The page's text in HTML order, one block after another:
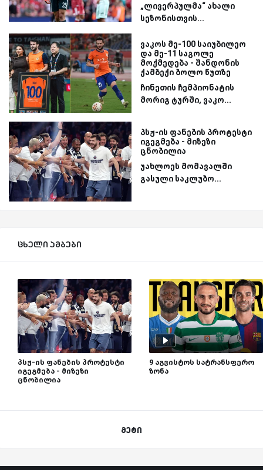
„ლივერპულმა“ ახალი
სეზონისთვის...
ვაკოს მე-100 საიუბილეო
და მე-11 საგოლე
მოქმედება - შანდონის
ქამბექი ბოლო წუთზე
ჩინეთის ჩემპიონატის
მორიგ ტურში, ვაკო...
პსჟ-ის ფანების პროტესტი
იგეგმება - მიზეზი
ცნობილია
უახლოეს მომავალში
გასული საკლუბო...
ცხელი ამბები
პსჟ-ის ფანების პროტესტი
იგეგმება - მიზეზი
ცნობილია
9 აგვისტოს სატრანსფერო
ზონა
მეტი